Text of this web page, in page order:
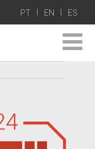
PT EN ES